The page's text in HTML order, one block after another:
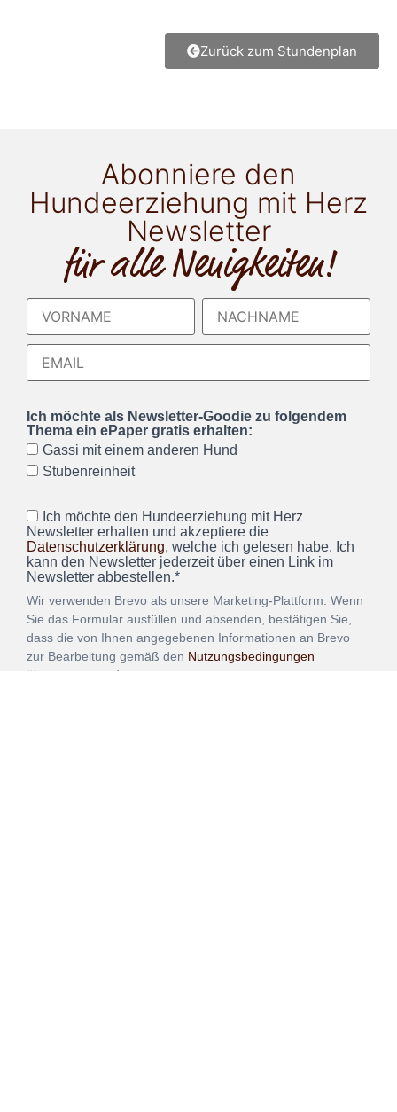
Zurück zum Stundenplan
Abonniere den
Hundeerziehung mit Herz
Newsletter
für alle Neuigkeiten!
Ich möchte als Newsletter-Goodie zu folgendem
Thema ein ePaper gratis erhalten:
Gassi mit einem anderen Hund
Stubenreinheit
Ich möchte den Hundeerziehung mit Herz
Newsletter erhalten und akzeptiere die
Datenschutzerklärung, welche ich gelesen habe. Ich
kann den Newsletter jederzeit über einen Link im
Newsletter abbestellen.*
Wir verwenden Brevo als unsere Marketing-Plattform. Wenn
Sie das Formular ausfüllen und absenden, bestätigen Sie,
dass die von Ihnen angegebenen Informationen an Brevo
zur Bearbeitung gemäß den Nutzungsbedingungen
übertragen werden.